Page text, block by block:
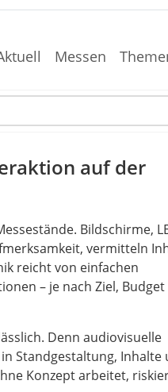
Messen
auf der
Bildschirme,
vermitteln
reicht von einfachen
– je nach Ziel,
Denn audiovisuelle
Standgestaltung, Inhalte
Konzept arbeitet,